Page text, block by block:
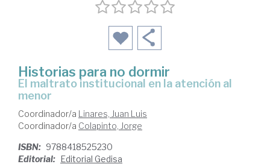
Historias para no dormir
el maltrato institucional en la atención al
menor
Coordinador/a Linares, Juan Luis
Coordinador/a Colapinto, Jorge
ISBN: 9788418525230
Editorial: Editorial Gedisa